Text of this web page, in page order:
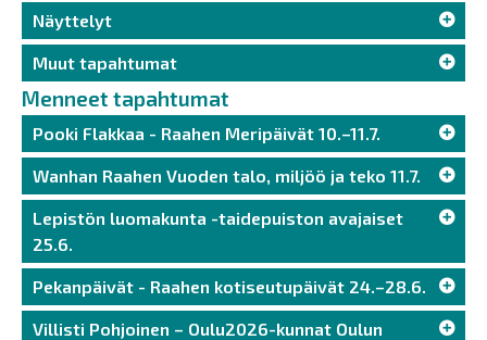
Näyttelyt
Muut tapahtumat
Menneet tapahtumat
Pooki Flakkaa - Raahen Meripäivät 10.–11.7.
Wanhan Raahen Vuoden talo, miljöö ja teko 11.7.
Lepistön luomakunta -taidepuiston avajaiset
25.6.
Pekanpäivät - Raahen kotiseutupäivät 24.–28.6.
Villisti Pohjoinen – Oulu2026-kunnat Oulun